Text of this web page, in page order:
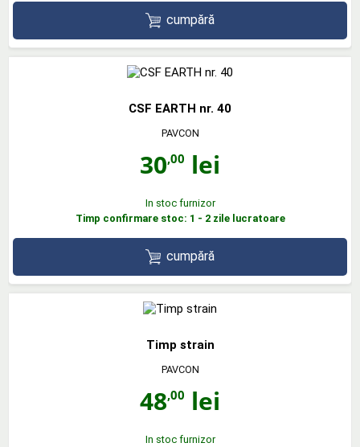
cumpără
CSF EARTH nr. 40
PAVCON
30,00 lei
In stoc furnizor
Timp confirmare stoc: 1 - 2 zile lucratoare
cumpără
Timp strain
PAVCON
48,00 lei
In stoc furnizor